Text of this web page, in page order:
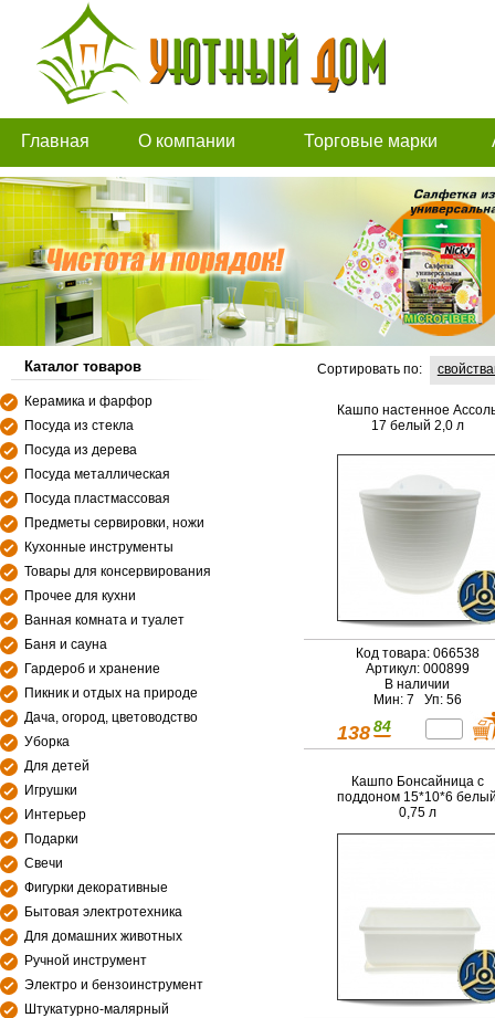
Главная О компании Торговые марки
Каталог товаров
Керамика и фарфор
Посуда из стекла
Посуда из дерева
Посуда металлическая
Посуда пластмассовая
Предметы сервировки, ножи
Кухонные инструменты
Товары для консервирования
Прочее для кухни
Ванная комната и туалет
Баня и сауна
Гардероб и хранение
Пикник и отдых на природе
Дача, огород, цветоводство
Уборка
Для детей
Игрушки
Интерьер
Подарки
Свечи
Фигурки декоративные
Бытовая электротехника
Для домашних животных
Ручной инструмент
Электро и бензоинструмент
Штукатурно-малярный
Сортировать по:
Кашпо настенное
17 белый 2,0 л
Код товара: 066538
Артикул: 000899
В наличии
Мин: 7 Уп: 56
138 84
Кашпо Бонсайница с
поддоном 15*10*6
0,75 л